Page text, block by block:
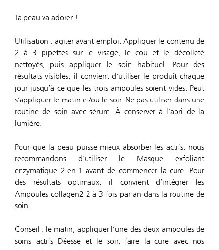
Ta peau va adorer !
Utilisation : agiter avant emploi. Appliquer le contenu de
2 à 3 pipettes sur le visage, le cou et le décolleté
nettoyés, puis appliquer le soin habituel. Pour des
résultats visibles, il convient d’utiliser le produit chaque
jour jusqu’à ce que les trois ampoules soient vides. Peut
s’appliquer le matin et/ou le soir. Ne pas utiliser dans une
routine de soin avec sérum. À conserver à l’abri de la
lumière.
Pour que la peau puisse mieux absorber les actifs, nous
recommandons d’utiliser le Masque exfoliant
enzymatique 2-en-1 avant de commencer la cure. Pour
des résultats optimaux, il convient d’intégrer les
Ampoules collagen2 2 à 3 fois par an dans la routine de
soin.
Conseil : le matin, appliquer l’une des deux ampoules de
soins actifs Déesse et le soir, faire la cure avec nos